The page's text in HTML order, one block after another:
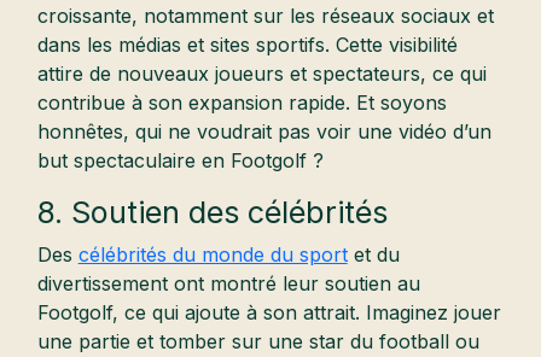
croissante, notamment sur les réseaux sociaux et
dans les médias et sites sportifs. Cette visibilité
attire de nouveaux joueurs et spectateurs, ce qui
contribue à son expansion rapide. Et soyons
honnêtes, qui ne voudrait pas voir une vidéo d’un
but spectaculaire en Footgolf ?
8. Soutien des célébrités
Des célébrités du monde du sportet du
divertissement ont montré leur soutien au
Footgolf, ce qui ajoute à son attrait. Imaginez jouer
une partie et tomber sur une star du football ou